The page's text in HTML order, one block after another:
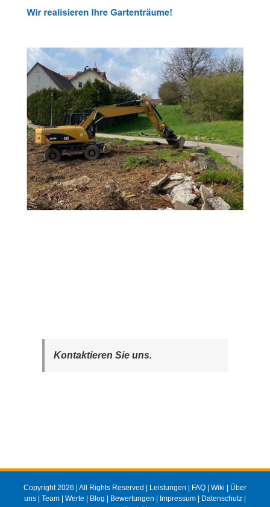
Kontaktieren Sie uns.
Copyright 2026 | All Rights Reserved | Leistungen | FAQ | Wiki | Über
uns | Team | Werte | Blog | Bewertungen | Impressum | Datenschutz |